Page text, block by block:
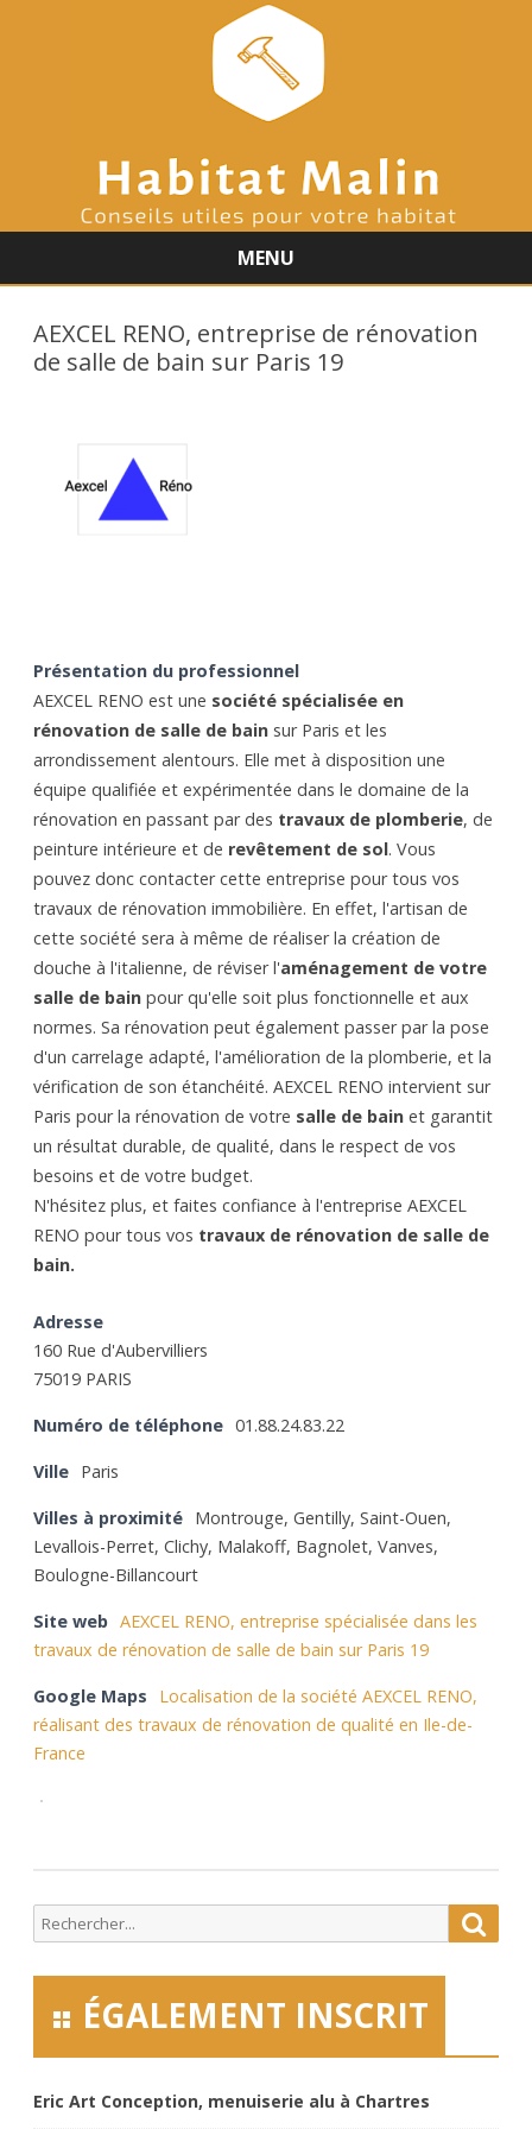
MENU
content
AEXCEL RENO, entreprise de rénovation
de salle de bain sur Paris 19
Présentation du professionnel
AEXCEL RENO est une société spécialisée en
rénovation de salle de bain sur Paris et les
arrondissement alentours. Elle met à disposition une
équipe qualifiée et expérimentée dans le domaine de la
rénovation en passant par des travaux de plomberie, de
peinture intérieure et de revêtement de sol. Vous
pouvez donc contacter cette entreprise pour tous vos
travaux de rénovation immobilière. En effet, l'artisan de
cette société sera à même de réaliser la création de
douche à l'italienne, de réviser l'aménagement de votre
salle de bain pour qu'elle soit plus fonctionnelle et aux
normes. Sa rénovation peut également passer par la pose
d'un carrelage adapté, l'amélioration de la plomberie, et la
vérification de son étanchéité. AEXCEL RENO intervient sur
Paris pour la rénovation de votre salle de bain et garantit
un résultat durable, de qualité, dans le respect de vos
besoins et de votre budget.
N'hésitez plus, et faites confiance à l'entreprise AEXCEL
RENO pour tous vos travaux de rénovation de salle de
bain.
Adresse
160 Rue d'Aubervilliers
75019 PARIS
Numéro de téléphone 01.88.24.83.22
Ville Paris
Villes à proximité Montrouge, Gentilly, Saint-Ouen,
Levallois-Perret, Clichy, Malakoff, Bagnolet, Vanves,
Boulogne-Billancourt
Site web AEXCEL RENO, entreprise spécialisée dans les
travaux de rénovation de salle de bain sur Paris 19
Google Maps
Localisation de la société AEXCEL RENO,
réalisant des travaux de rénovation de qualité en Ile-de-
France
Search
for:
ÉGALEMENT INSCRIT
Eric Art Conception, menuiserie alu à Chartres